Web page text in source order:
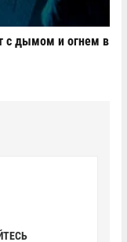
с дымом и огнем в